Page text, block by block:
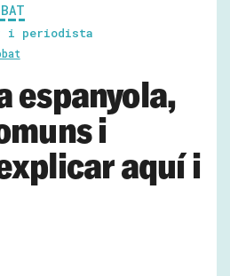
i periodista
espanyola,
i
aquí i